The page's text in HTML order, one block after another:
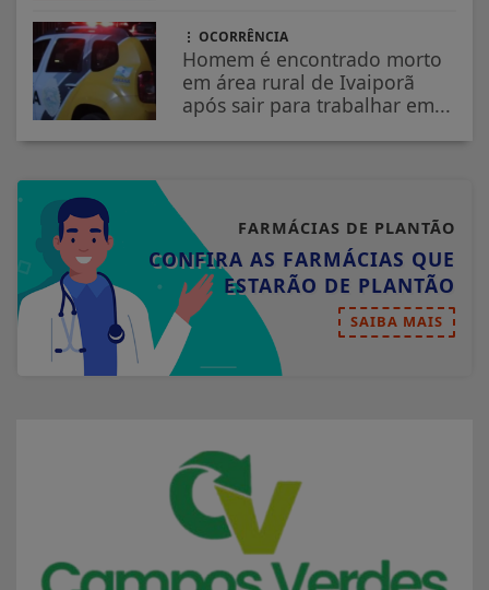
OCORRÊNCIA
Homem é encontrado morto
em área rural de Ivaiporã
após sair para trabalhar em...
FARMÁCIAS DE PLANTÃO
CONFIRA AS FARMÁCIAS QUE
ESTARÃO DE PLANTÃO
SAIBA MAIS